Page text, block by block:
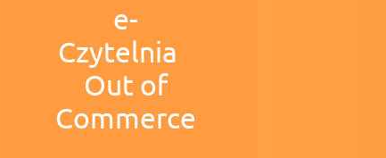
e-
Czytelnia
Out of
Commerce